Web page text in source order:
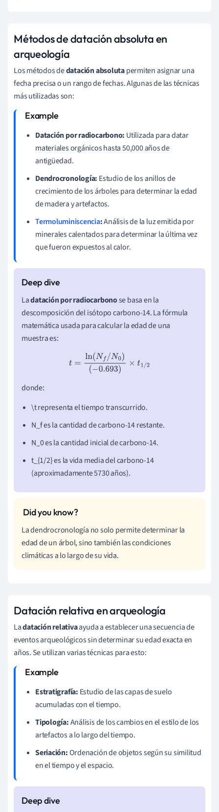
Métodos de datación absoluta en
arqueología
Los métodos dedatación absolutapermiten asignar una
fecha precisa o un rango de fechas. Algunas de las técnicas
más utilizadas son:
Datación por radiocarbono: Utilizada para datar
materiales orgánicos hasta 50,000 años de
antigüedad.
Dendrocronología: Estudio de los anillos de
crecimiento de los árboles para determinar la edad
de madera y artefactos.
Termoluminiscencia:Análisis de la luz emitida por
minerales calentados para determinar la última vez
que fueron expuestos al calor.
Ladatación por radiocarbonose basa en la
descomposición del isótopo carbono-14. La fórmula
matemática usada para calcular la edad de una
muestra es:
t =ln Nf/N0)(−0.693 )× t1
donde:
\t representa el tiempo transcurrido.
N_f es la cantidad de carbono-14 restante.
N_0 es la cantidad inicial de carbono-14.
t_{1/2} es la vida media del carbono-14
(aproximadamente 5730 años).
La dendrocronología no solo permite determinar la
edad de un árbol, sino también las condiciones
climáticas a lo largo de su vida.
Datación relativa en arqueología
Ladatación relativaayuda a establecer una secuencia de
eventos arqueológicos sin determinar su edad exacta en
años. Se utilizan varias técnicas para esto:
Estratigrafía: Estudio de las capas de suelo
acumuladas con el tiempo.
Tipología:Análisis de los cambios en el estilo de los
artefactos a lo largo del tiempo.
Seriación:Ordenación de objetos según su similitud
en el tiempo y el espacio.